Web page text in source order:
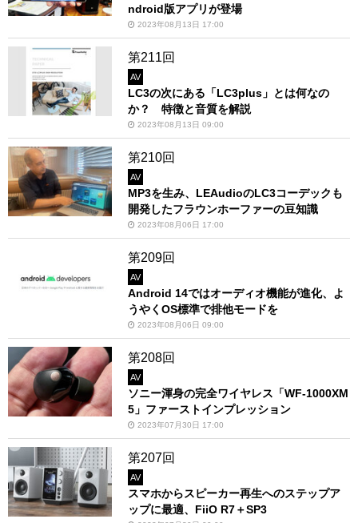
ndroid版アプリが登場
2023年08月13日 17:00
第211回
AV
LC3の次にある「LC3plus」とは何なの
か？ 特徴と音質を解説
2023年08月13日 09:00
第210回
AV
MP3を生み、LEAudioのLC3コーデックも
開発したフラウンホーファーの豆知識
2023年08月06日 17:00
第209回
AV
Android 14ではオーディオ機能が進化、よ
うやくOS標準で排他モードを
2023年08月06日 09:00
第208回
AV
ソニー渾身の完全ワイヤレス「WF-1000XM
5」ファーストインプレッション
2023年07月30日 17:00
第207回
AV
スマホからスピーカー再生へのステップア
ップに最適、FiiO R7＋SP3